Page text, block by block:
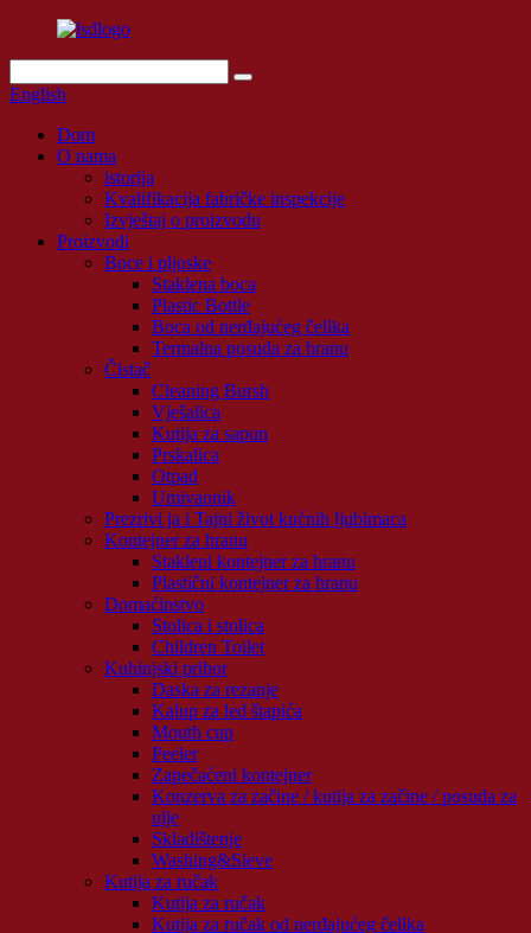
English
Dom
O nama
istorija
Kvalifikacija fabričke inspekcije
Izvještaj o proizvodu
Proizvodi
Boce i pljoske
Staklena boca
Plastic Bottle
Boca od nerđajućeg čelika
Termalna posuda za hranu
Čistač
Cleaning Bursh
Vješalica
Kutija za sapun
Prskalica
Otpad
Umivaonik
Prezrivi ja i Tajni život kućnih ljubimaca
Kontejner za hranu
Stakleni kontejner za hranu
Plastični kontejner za hranu
Domaćinstvo
Stolica i stolica
Children Toilet
Kuhinjski pribor
Daska za rezanje
Kalup za led štapića
Mouth cup
Peeler
Zapečaćeni kontejner
Konzerva za začine / kutija za začine / posuda za
ulje
Skladištenje
Washing&Sieve
Kutija za ručak
Kutija za ručak
Kutija za ručak od nerđajućeg čelika